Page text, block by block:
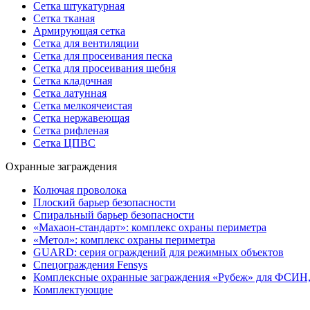
Сетка штукатурная
Сетка тканая
Армирующая сетка
Сетка для вентиляции
Сетка для просеивания песка
Сетка для просеивания щебня
Сетка кладочная
Сетка латунная
Сетка мелкоячеистая
Сетка нержавеющая
Сетка рифленая
Сетка ЦПВС
Охранные заграждения
Колючая проволока
Плоский барьер безопасности
Спиральный барьер безопасности
«Махаон-стандарт»: комплекс охраны периметра
«Метол»: комплекс охраны периметра
GUARD: серия ограждений для режимных объектов
Спецограждения Fensys
Комплексные охранные заграждения «Рубеж» для
Комплектующие